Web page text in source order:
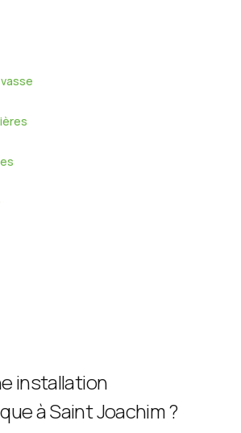
installation
à Saint Joachim ?